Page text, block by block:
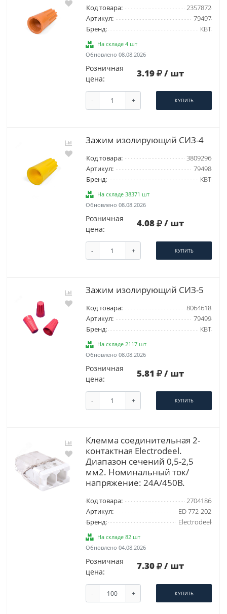
Код товара:
2357872
Артикул:
79497
Бренд:
КВТ
На складе 4 шт
Обновлено 08.08.2026
Розничная
цена:
3.19 / шт
- + КУПИТЬ
Зажим изолирующий СИЗ-4
Код товара:
3809296
Артикул:
79498
Бренд:
КВТ
На складе 38371 шт
Обновлено 08.08.2026
Розничная
цена:
4.08 / шт
- + КУПИТЬ
Зажим изолирующий СИЗ-5
Код товара:
8064618
Артикул:
79499
Бренд:
КВТ
На складе 2117 шт
Обновлено 08.08.2026
Розничная
цена:
5.81 / шт
- + КУПИТЬ
Клемма соединительная 2-
контактная Elеctrodeel.
Диапазон сечений 0,5-2,5
мм2. Номинальный ток/
напряжение: 24А/450В.
Код товара:
2704186
Артикул:
ED 772-202
Бренд:
Electrodeel
На складе 82 шт
Обновлено 04.08.2026
Розничная
цена:
7.30 / шт
- + КУПИТЬ